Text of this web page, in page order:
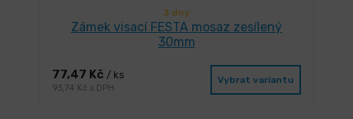
3 dny
Zámek visací FESTA mosaz zesílený
30mm
77,47 Kč / ks
93,74 Kč s DPH
Vybrat variantu